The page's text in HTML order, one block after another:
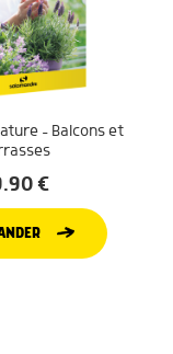
– Balcons et
€